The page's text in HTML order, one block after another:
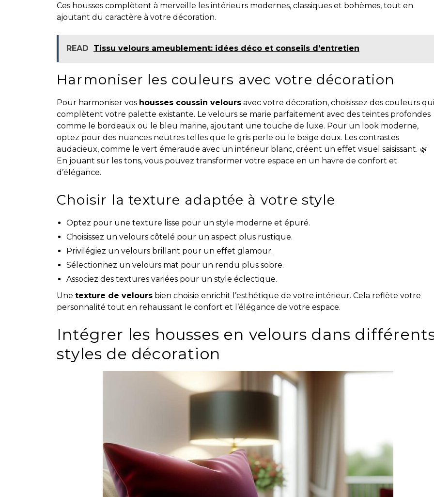
Ces housses complètent à merveille les intérieurs modernes, classiques et bohèmes, tout en
ajoutant du caractère à votre décoration.
READ Tissu velours ameublement: idées déco et conseils d'entretien
Harmoniser les couleurs avec votre décoration
Pour harmoniser vos housses coussin velours avec votre décoration, choisissez des couleurs qui
complètent votre palette existante. Le velours se marie parfaitement avec des teintes profondes
comme le bordeaux ou le bleu marine, ajoutant une touche de luxe. Pour un look moderne,
optez pour des nuances neutres telles que le gris perle ou le beige doux. Les contrastes
audacieux, comme le vert émeraude avec un intérieur blanc, créent un effet visuel saisissant. 🌿
En jouant sur les tons, vous pouvez transformer votre espace en un havre de confort et
d’élégance.
Choisir la texture adaptée à votre style
Optez pour une texture lisse pour un style moderne et épuré.
Choisissez un velours côtelé pour un aspect plus rustique.
Privilégiez un velours brillant pour un effet glamour.
Sélectionnez un velours mat pour un rendu plus sobre.
Associez des textures variées pour un style éclectique.
Une texture de velours bien choisie enrichit l’esthétique de votre intérieur. Cela reflète votre
personnalité tout en rehaussant le confort et l’élégance de votre espace.
Intégrer les housses en velours dans
styles de décoration